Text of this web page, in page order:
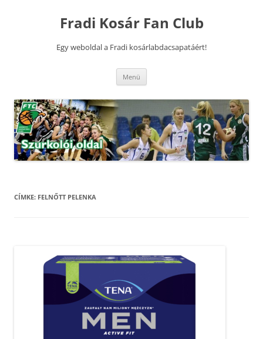
Fradi Kosár Fan Club
Egy weboldal a Fradi kosárlabdacsapatáért!
Menü
CÍMKE: FELNŐTT PELENKA